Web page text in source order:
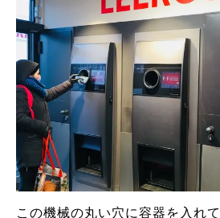
この機械の丸い穴に容器を入れ